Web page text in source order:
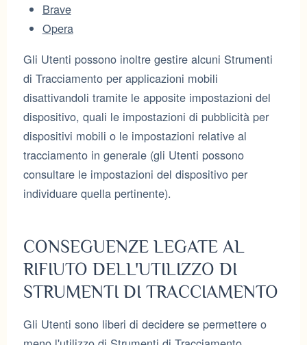
Brave
Opera
Gli Utenti possono inoltre gestire alcuni Strumenti
di Tracciamento per applicazioni mobili
disattivandoli tramite le apposite impostazioni del
dispositivo, quali le impostazioni di pubblicità per
dispositivi mobili o le impostazioni relative al
tracciamento in generale (gli Utenti possono
consultare le impostazioni del dispositivo per
individuare quella pertinente).
CONSEGUENZE LEGATE AL
RIFIUTO DELL'UTILIZZO DI
STRUMENTI DI TRACCIAMENTO
Gli Utenti sono liberi di decidere se permettere o